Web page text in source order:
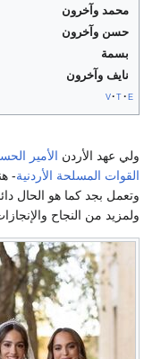
محمد وآخرون
حسن وآخرون
بسمة
نايف وآخرون
v t e
ولي عهد الأردن الأمير
القوات المسلحة الأردنية-
وتعمل بجد كما هو الحال
ولمزيد من النجاح